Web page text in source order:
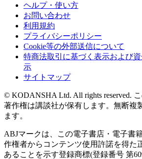
ヘルプ・使い方
お問い合わせ
利用規約
プライバシーポリシー
Cookie等の外部送信について
特商法取引に基づく表示および
示
サイトマップ
© KODANSHA Ltd. All rights reserved.
著作権は講談社が保有します。無断複
ます。
ABJマークは、この電子書店・電子書
作権者からコンテンツ使用許諾を得た
あることを示す登録商標(登録番号 第